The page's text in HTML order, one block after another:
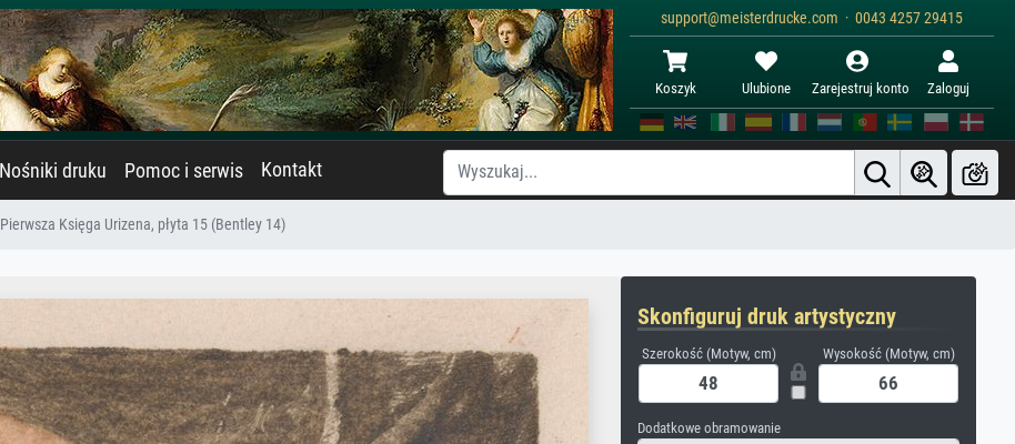
support@meisterdrucke.com · 0043 4257 29415
Koszyk Ulubione Zarejestruj konto Zaloguj
Nośniki druku Pomoc i serwis Kontakt
Pierwsza Księga Urizena, płyta 15 (Bentley 14)
Skonfiguruj druk artystyczny
Szerokość (Motyw, cm) Wysokość (Motyw, cm)
Dodatkowe obramowanie